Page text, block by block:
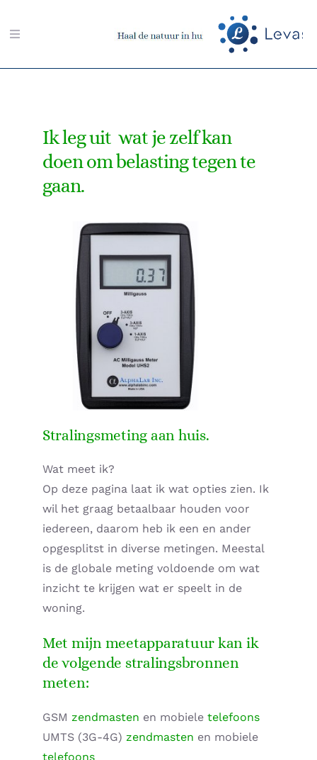
naar
Toggle
Aarding-shop
Boeken-shop
Memon-shop
Meter-shop
Supplementen shop
Straling:
Onderwerpen:
Ziekteverzuim in bedrijven
Blog
Winkelwagen
Contactformulier
Home – Deutsch
Ik leg uit wat je zelf kan
doen om belasting tegen te
gaan.
Stralingsmeting aan huis.
Wat meet ik?
Op deze pagina laat ik wat opties zien. Ik
wil het graag betaalbaar houden voor
iedereen, daarom heb ik een en ander
opgesplitst in diverse metingen. Meestal
is de globale meting voldoende om wat
inzicht te krijgen wat er speelt in de
woning.
Met mijn meetapparatuur kan ik
de volgende stralingsbronnen
meten:
GSM zendmasten en mobiele telefoons
UMTS (3G-4G) zendmasten en mobiele
telefoons